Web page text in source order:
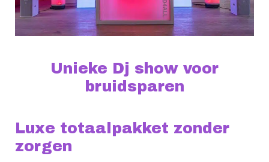
Unieke Dj show voor
bruidsparen
Luxe totaalpakket zonder
zorgen